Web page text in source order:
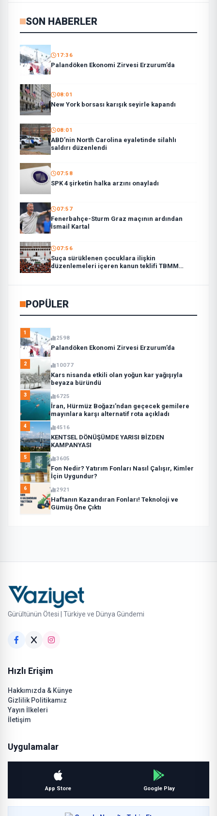
SON HABERLER
17:36
Palandöken Ekonomi Zirvesi Erzurum’da
08:01
New York borsası karışık seyirle kapandı
08:01
ABD’nin North Carolina eyaletinde silahlı
saldırı düzenlendi
07:58
SPK 4 şirketin halka arzını onayladı
07:57
Fenerbahçe-Sturm Graz maçının ardından
İsmail Kartal
07:56
Suça sürüklenen çocuklara ilişkin
düzenlemeleri içeren kanun teklifi TBMM
POPÜLER
1
2598
Palandöken Ekonomi Zirvesi Erzurum’da
2 10077
Kars nisanda etkili olan yoğun kar yağışıyla
beyaza büründü
3 6725
İran, Hürmüz Boğazı’ndan geçecek gemilere
mayınlara karşı alternatif rota açıkladı
4 4516
KENTSEL DÖNÜŞÜMDE YARISI BİZDEN
KAMPANYASI
5 3605
Fon Nedir? Yatırım Fonları Nasıl Çalışır, Kimler
İçin Uygundur?
6 2921
Haftanın Kazandıran Fonları! Teknoloji ve
Gümüş Öne Çıktı
Gürültünün Ötesi | Türkiye ve Dünya Gündemi
Hızlı Erişim
Hakkımızda & Künye
Gizlilik Politikamız
Yayın İlkeleri
İletişim
Uygulamalar
App Store Google Play